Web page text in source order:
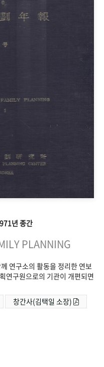
년 종간
PLANNING
연구소의 활동을 정리한 연보
연구원으로의 기관이 개편되면
창간사(김택일 소장)